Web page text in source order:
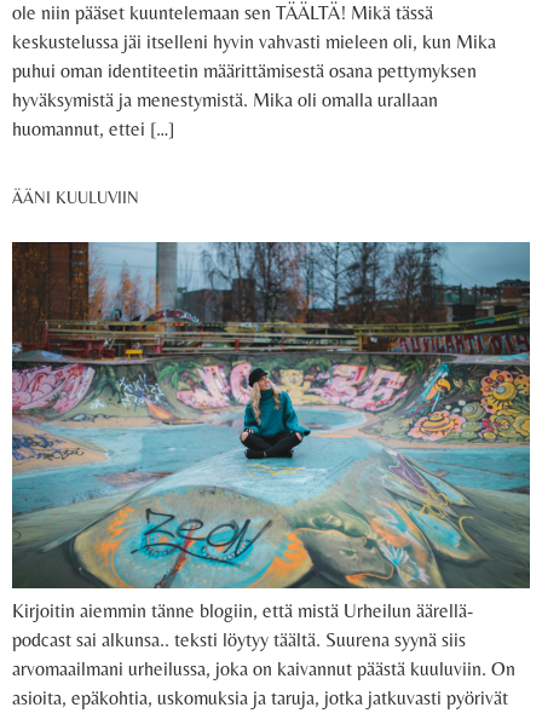
ole niin pääset kuuntelemaan sen TÄÄLTÄ! Mikä tässä
keskustelussa jäi itselleni hyvin vahvasti mieleen oli, kun Mika
puhui oman identiteetin määrittämisestä osana pettymyksen
hyväksymistä ja menestymistä. Mika oli omalla urallaan
huomannut, ettei […]
ÄÄNI KUULUVIIN
Kirjoitin aiemmin tänne blogiin, että mistä Urheilun äärellä-
podcast sai alkunsa.. teksti löytyy täältä. Suurena syynä siis
arvomaailmani urheilussa, joka on kaivannut päästä kuuluviin. On
asioita, epäkohtia, uskomuksia ja taruja, jotka jatkuvasti pyörivät